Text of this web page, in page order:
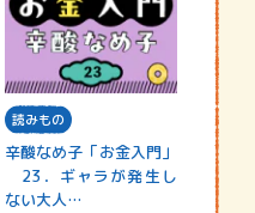
読みもの
辛酸なめ子「お金入門」
23．ギャラが発生し
ない大人…